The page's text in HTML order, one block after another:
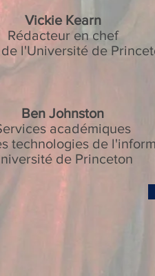
Vickie Kearn
Rédacteur en chef
de l'Université de
Ben Johnston
académiques
technologies de
de Princeton